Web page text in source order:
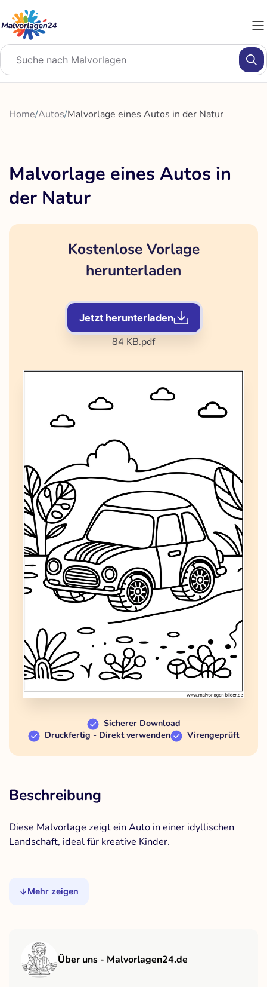
Inhalt
springen
Home/Autos/Malvorlage eines Autos in der Natur
Malvorlage eines Autos in
der Natur
Kostenlose Vorlage
herunterladen
Jetzt herunterladen
84 KB.pdf
Sicherer Download
Druckfertig - Direkt verwenden
Virengeprüft
Beschreibung
Diese Malvorlage zeigt ein Auto in einer idyllischen
Landschaft, ideal für kreative Kinder.
Mehr zeigen
Über uns - Malvorlagen24.de